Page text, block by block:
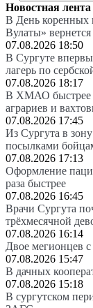
Новостная лента
В День коренных
Вулаты»
07.08.2026 18:50
В Сургуте
лагерь по
07.08.2026 18:17
В ХМАО быстрее
аграриев и
07.08.2026 17:45
Из Сургута в
посылками
07.08.2026 17:13
Оформление
раза быстрее
07.08.2026 16:45
Врачи Сургута
трёхмесячной
07.08.2026 16:14
Двое мегионцев
07.08.2026 15:47
В дачных
07.08.2026 15:18
В сургутском